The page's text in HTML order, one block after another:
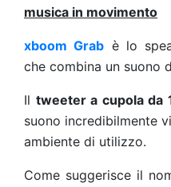
musica in movimento
xboom Grab è lo
che combina un suono
Il tweeter a cupola da
suono incredibilmente
ambiente di utilizzo.
Come suggerisce il